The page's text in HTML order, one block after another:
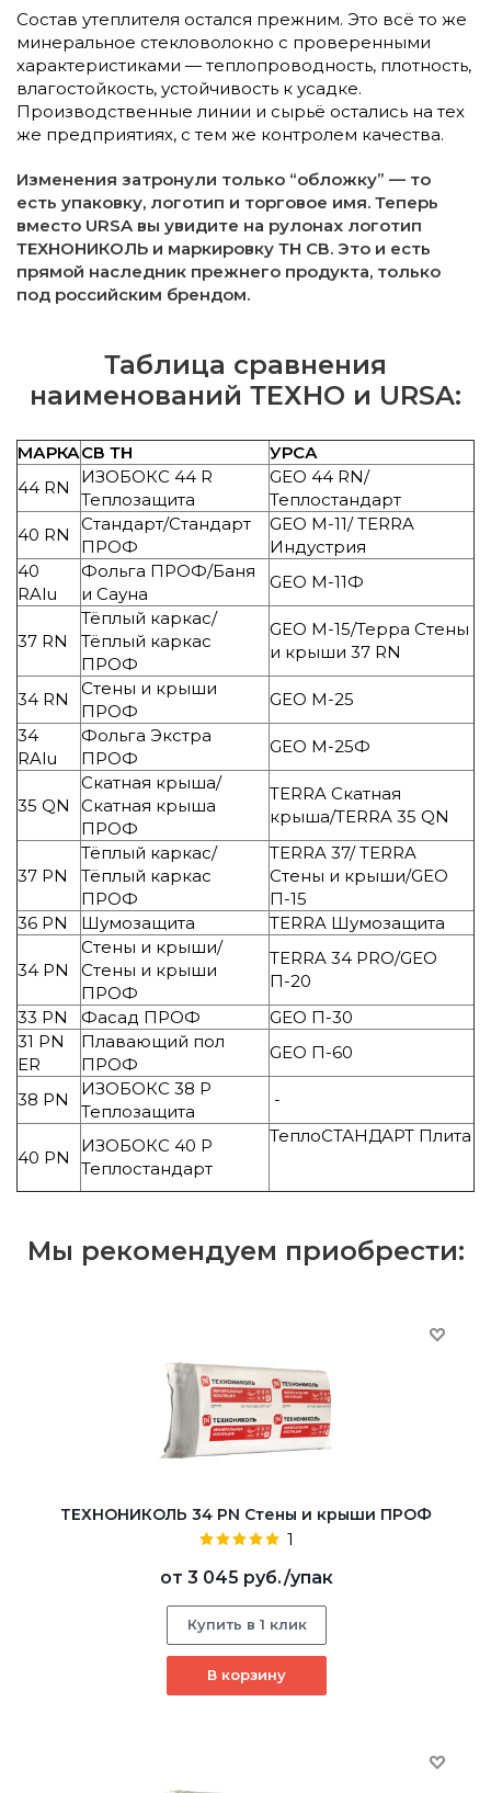
Состав утеплителя остался прежним. Это всё то же
минеральное стекловолокно с проверенными
характеристиками — теплопроводность, плотность,
влагостойкость, устойчивость к усадке.
Производственные линии и сырьё остались на тех
же предприятиях, с тем же контролем качества.
Изменения затронули только “обложку” — то
есть упаковку, логотип и торговое имя. Теперь
вместо URSA вы увидите на рулонах логотип
ТЕХНОНИКОЛЬ и маркировку ТН СВ. Это и есть
прямой наследник прежнего продукта, только
под российским брендом.
Таблица сравнения
наименований ТЕХНО и URSA:
МАРКАСВ ТН
УРСА
44 RN
ИЗОБОКС 44 R
Теплозащита
GEO 44 RN/
Теплостандарт
40 RN
Стандарт/Стандарт
ПРОФ
GEO M-11/ TERRA
Индустрия
40
RAlu
Фольга ПРОФ/Баня
и Сауна
GEO M-11Ф
37 RN
Тёплый каркас/
Тёплый каркас
ПРОФ
GEO M-15/Терра Стены
и крыши 37 RN
34 RN
Стены и крыши
ПРОФ
GEO M-25
34
RAlu
Фольга Экстра
ПРОФ
GEO M-25Ф
35 QN
Скатная крыша/
Скатная крыша
ПРОФ
TERRA Скатная
крыша/TERRA 35 QN
37 PN
Тёплый каркас/
Тёплый каркас
ПРОФ
TERRA 37/ TERRA
Стены и крыши/GEO
П-15
36 PN
Шумозащита TERRA Шумозащита
34 PN
Стены и крыши/
Стены и крыши
ПРОФ
TERRA 34 PRO/GEO
П-20
33 PN
Фасад ПРОФ
GEO П-30
31 PN
ER
Плавающий пол
ПРОФ
GEO П-60
38 PN
ИЗОБОКС 38 Р
Теплозащита
-
40 PN
ИЗОБОКС 40 Р
Теплостандарт
ТеплоСТАНДАРТ Плита
Мы рекомендуем приобрести:
ТЕХНОНИКОЛЬ 34 PN Стены и крыши ПРОФ
1
от 3 045 руб./упак
Купить в 1 клик
В корзину